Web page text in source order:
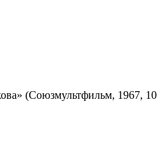
(Союзмультфильм, 1967, 10